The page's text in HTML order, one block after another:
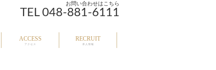
お問い合わせはこちら
TEL 048-881-6111
ACCESS
アクセス
RECRUIT
求人情報